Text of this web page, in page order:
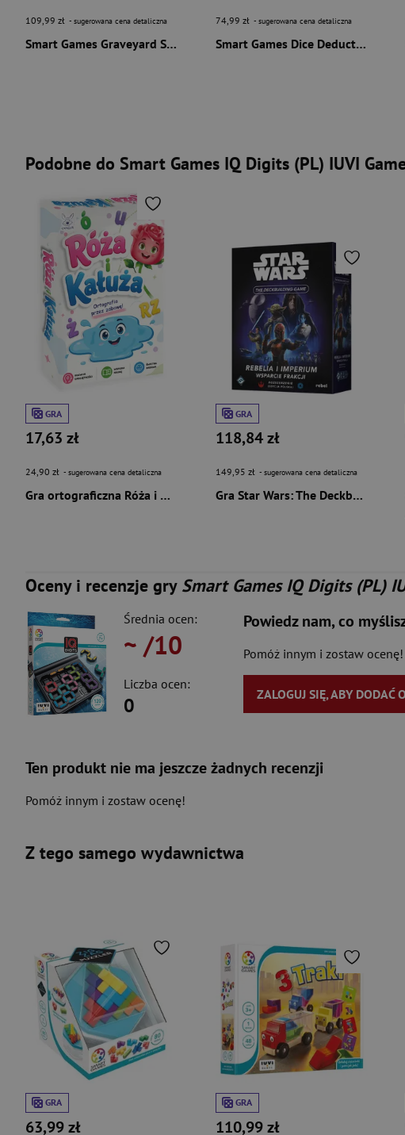
109,99 zł - sugerowana cena detaliczna
Smart Games Graveyard Shift (ENG) IUVI Games
74,99 zł - sugerowana cena detaliczna
Smart Games Dice Deduction (ENG) IUVI Games
Podobne do Smart Games IQ Digits (PL) IUVI
GRA
17,63 zł
24,90 zł - sugerowana cena detaliczna
Gra ortograficzna Róża i Kałóża
GRA
118,84 zł
149,95 zł - sugerowana cena detaliczna
Gra Star Wars: The Deckbuilding Game - Rebelia i Imperium rozszerzenie
Oceny i recenzje gry Smart Games IQ Digits (PL)
Średnia ocen:
~ /10
Liczba ocen:
0
Powiedz nam, co
Pomóż innym i zostaw ocenę!
ZALOGUJ SIĘ, ABY DODAĆ
Ten produkt nie ma jeszcze żadnych recenzji
Pomóż innym i zostaw ocenę!
Z tego samego wydawnictwa
GRA
63,99 zł
GRA
110,99 zł